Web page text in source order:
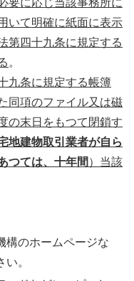
要に応じ当該事務所に
いて明確に紙面に表示
第四十九条に規定する
。
九条に規定する帳簿
同項のファイル又は磁
の末日をもつて閉鎖す
地建物取引業者が自ら
つては、十年間 ）当該
構のホームページな
。